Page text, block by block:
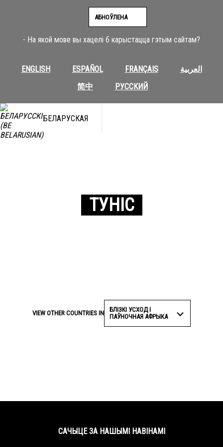
- На якой мове вы хацелі б карыстацца гэтым сайтам?
ENGLISH ESPAÑOL FRANÇAIS
العربية
简中
РУССКИЙ
АБНОЎЛЕНА
БЕЛАРУСКАЯ
ТУНІС
VIEW OTHER COUNTRIES IN
БЛІЗКІ УСХОД І
ПАЎНОЧНАЯ АФРЫКА
САЧЫЦЕ ЗА НАШЫМІ НАВІНАМІ